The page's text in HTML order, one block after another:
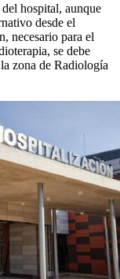
hospital, aunque
desde el
necesario para el
se debe
zona de Radiología